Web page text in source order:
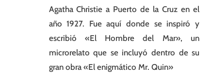
Agatha Christie a Puerto de la Cruz en el
año 1927. Fue aquí donde se inspiró y
escribió «El Hombre del Mar», un
microrelato que se incluyó dentro de su
gran obra «El enigmático Mr. Quin»